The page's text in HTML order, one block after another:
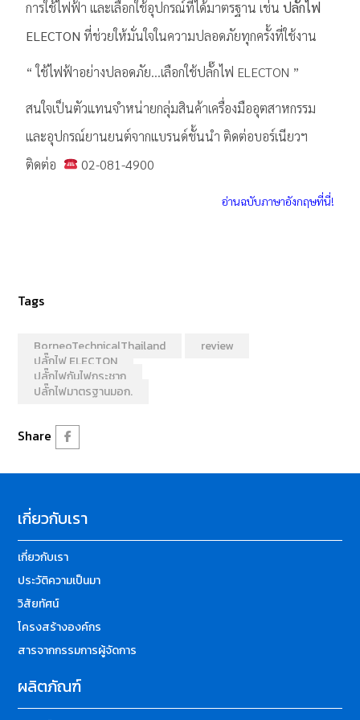
การใช้ไฟฟ้า และเลือกใช้อุปกรณ์ที่ได้มาตรฐาน เช่นปลั๊กไฟ
ELECTON ที่ช่วยให้มั่นใจในความปลอดภัยทุกครั้งที่ใช้งาน
“ ใช้ไฟฟ้าอย่างปลอดภัย…เลือกใช้ปลั๊กไฟ ELECTON ”
สนใจเป็นตัวแทนจำหน่ายกลุ่มสินค้าเครื่องมืออุตสาหกรรม
และอุปกรณ์ยานยนต์จากแบรนด์ชั้นนำ ติดต่อบอร์เนียวฯ
ติดต่อ
02-081-4900
อ่านฉบับภาษาอังกฤษที่นี่!
Tags
BorneoTechnicalThailand
review
ปลั๊กไฟ ELECTON
ปลั๊กไฟกันไฟกระชาก
ปลั๊กไฟมาตรฐานมอก.
Share
เกี่ยวกับเรา
เกี่ยวกับเรา
ประวัติความเป็นมา
วิสัยทัศน์
โครงสร้างองค์กร
สารจากกรรมการผู้จัดการ
ผลิตภัณฑ์